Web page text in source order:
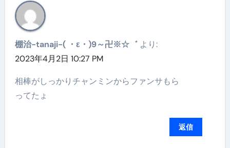
棚治-tanaji-( ・ε・)9～卍※☆゛ より:
2023年4月2日 10:27 PM
相棒がしっかりチャンミンからファンサもら
ってたょ
返信